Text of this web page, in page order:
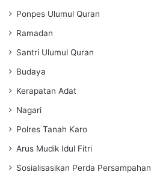
Ponpes Ulumul Quran
Ramadan
Santri Ulumul Quran
Budaya
Kerapatan Adat
Nagari
Polres Tanah Karo
Arus Mudik Idul Fitri
Sosialisasikan Perda Persampahan